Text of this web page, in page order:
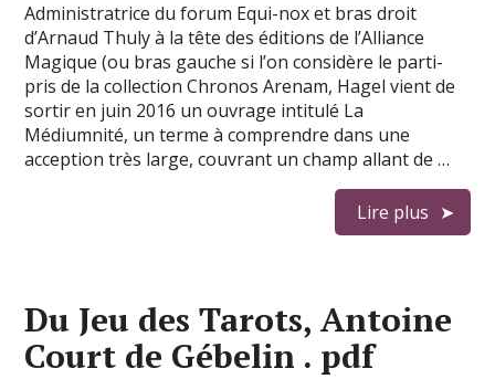
Administratrice du forum Equi-nox et bras droit
d’Arnaud Thuly à la tête des éditions de l’Alliance
Magique (ou bras gauche si l’on considère le parti-
pris de la collection Chronos Arenam, Hagel vient de
sortir en juin 2016 un ouvrage intitulé La
Médiumnité, un terme à comprendre dans une
acception très large, couvrant un champ allant de …
Lire plus
Du Jeu des Tarots, Antoine
Court de Gébelin . pdf